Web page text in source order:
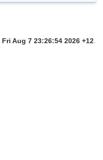
Fri Aug 7 23:26:54 2026 +12